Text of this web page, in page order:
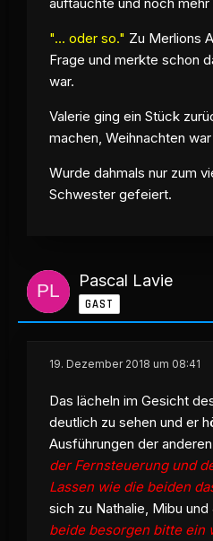
"... oder so." Zu Merlions
Frage und merkte schon
war.
Valerie ging ein Stück
machen, Weihnachten
Wurde dahmals nur zum
Schwester gefeiert.
Pascal Lavie
GAST
19. Dezember 2018 um 08:41
Das lächeln im Gesicht
deutlich zu sehen und er
Ausführungen der
der Fernsteuerung und
Lassen wie die beiden
sich zu Nathalie, Mibu
beide besorgen bitte ein